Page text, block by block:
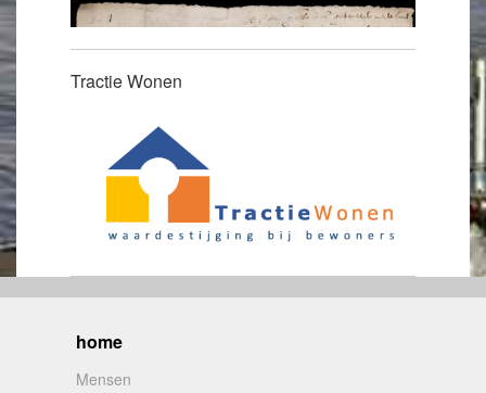
Tractie Wonen
home
Mensen